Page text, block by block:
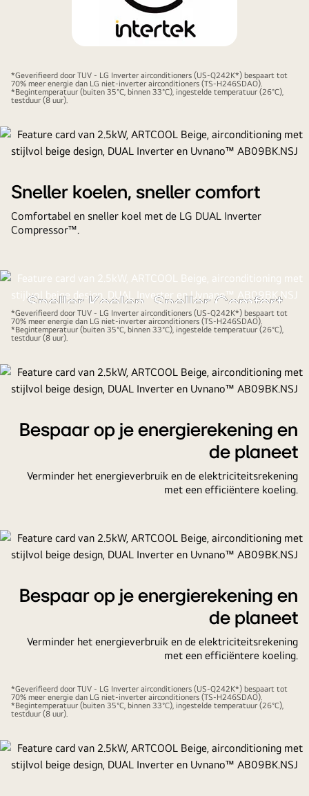
*Geverifieerd door TUV - LG Inverter airconditioners (US-Q242K*) bespaart tot
70% meer energie dan LG niet-inverter airconditioners (TS-H246SDAO).
*Begintemperatuur (buiten 35°C, binnen 33°C), ingestelde temperatuur (26°C),
testduur (8 uur).
Sneller koelen, sneller comfort
Comfortabel en sneller koel met de LG DUAL Inverter
Compressor™.
Sneller Koelen, Sneller Comfort
Comfortabel en sneller koel met de LG DUAL Inverter
*Geverifieerd door TUV - LG Inverter airconditioners (US-Q242K*) bespaart tot
70% meer energie dan LG niet-inverter airconditioners (TS-H246SDAO).
*Begintemperatuur (buiten 35°C, binnen 33°C), ingestelde temperatuur (26°C),
testduur (8 uur).
Bespaar op je energierekening en
de planeet
Verminder het energieverbruik en de elektriciteitsrekening
met een efficiëntere koeling.
Bespaar op je energierekening en
de planeet
Verminder het energieverbruik en de elektriciteitsrekening
met een efficiëntere koeling.
*Geverifieerd door TUV - LG Inverter airconditioners (US-Q242K*) bespaart tot
70% meer energie dan LG niet-inverter airconditioners (TS-H246SDAO).
*Begintemperatuur (buiten 35°C, binnen 33°C), ingestelde temperatuur (26°C),
testduur (8 uur).